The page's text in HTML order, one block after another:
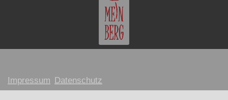
Impressum Datenschutz